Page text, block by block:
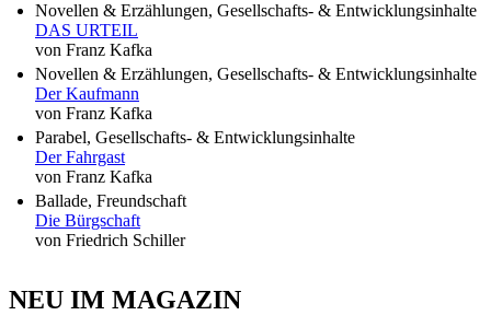
Novellen & Erzählungen, Gesellschafts- & Entwicklungsinhalte
DAS URTEIL
von Franz Kafka
Novellen & Erzählungen, Gesellschafts- & Entwicklungsinhalte
Der Kaufmann
von Franz Kafka
Parabel, Gesellschafts- & Entwicklungsinhalte
Der Fahrgast
von Franz Kafka
Ballade, Freundschaft
Die Bürgschaft
von Friedrich Schiller
NEU IM MAGAZIN